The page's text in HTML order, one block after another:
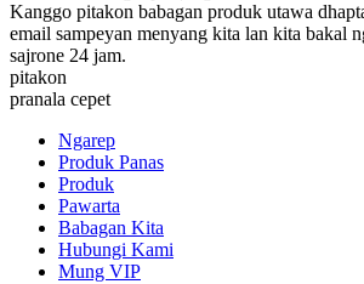
Kanggo pitakon babagan produk utawa
email sampeyan menyang kita lan kita bakal
sajrone 24 jam.
pitakon
pranala cepet
Ngarep
Produk Panas
Produk
Pawarta
Babagan Kita
Hubungi Kami
Mung VIP